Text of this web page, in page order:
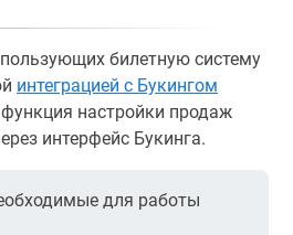
билетную систему
интеграцией с Букингом
функция настройки продаж
интерфейс Букинга.
для работы